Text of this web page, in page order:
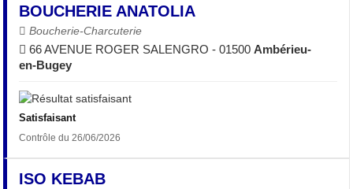
BOUCHERIE ANATOLIA
Boucherie-Charcuterie
66 AVENUE ROGER SALENGRO - 01500Ambérieu-
en-Bugey
Satisfaisant
Contrôle du 26/06/2026
ISO KEBAB